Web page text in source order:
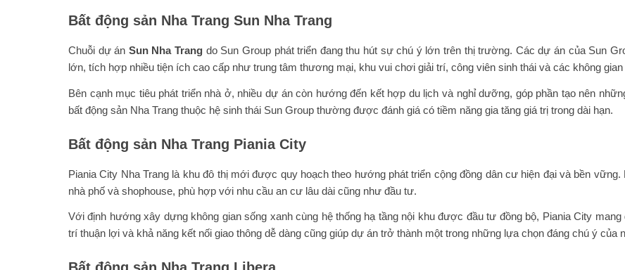
Bất động sản Nha Trang Sun Nha Trang
Chuỗi dự án Sun Nha Trang do Sun Group phát triển đang thu hút sự chú ý lớn trên thị trường. Các dự án của Sun
lớn, tích hợp nhiều tiện ích cao cấp như trung tâm thương mại, khu vui chơi giải trí, công viên sinh thái và các không gian
Bên cạnh mục tiêu phát triển nhà ở, nhiều dự án còn hướng đến kết hợp du lịch và nghỉ dưỡng, góp phần tạo nên
bất động sản Nha Trang thuộc hệ sinh thái Sun Group thường được đánh giá có tiềm năng gia tăng giá trị trong dài hạn.
Bất động sản Nha Trang Piania City
Piania City Nha Trang là khu đô thị mới được quy hoạch theo hướng phát triển cộng đồng dân cư hiện đại và bền
nhà phố và shophouse, phù hợp với nhu cầu an cư lâu dài cũng như đầu tư.
Với định hướng xây dựng không gian sống xanh cùng hệ thống hạ tầng nội khu được đầu tư đồng bộ, Piania City
trí thuận lợi và khả năng kết nối giao thông dễ dàng cũng giúp dự án trở thành một trong những lựa chọn đáng chú ý của